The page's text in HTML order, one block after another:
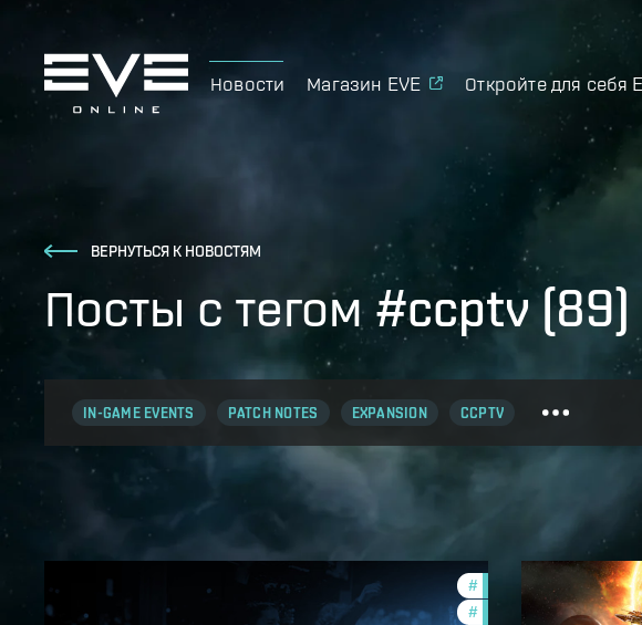
Новости Магазин EVE Откройте для себя
ВЕРНУТЬСЯ К НОВОСТЯМ
Посты с тегом #ccptv (89)
IN-GAME EVENTS PATCH NOTES EXPANSION CCPTV
#
#